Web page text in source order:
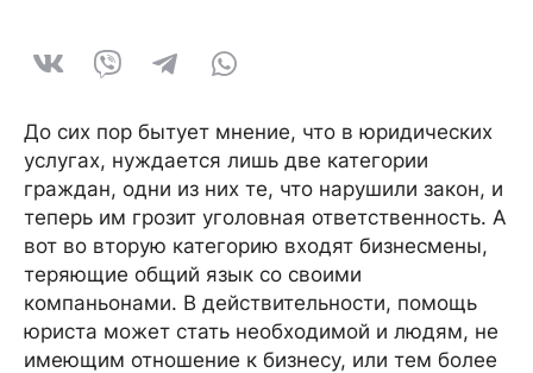
До сих пор бытует мнение, что в юридических
услугах, нуждается лишь две категории
граждан, одни из них те, что нарушили закон, и
теперь им грозит уголовная ответственность. А
вот во вторую категорию входят бизнесмены,
теряющие общий язык со своими
компаньонами. В действительности, помощь
юриста может стать необходимой и людям, не
имеющим отношение к бизнесу, или тем более